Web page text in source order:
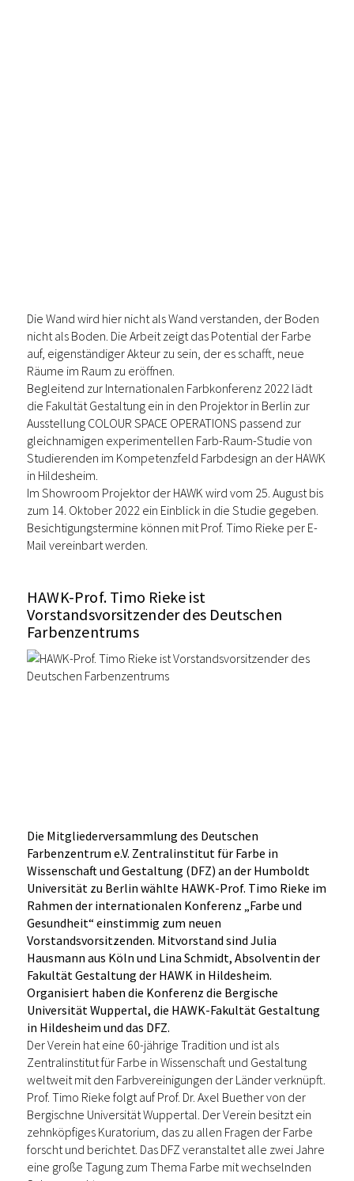
Die Wand wird hier nicht als Wand verstanden, der Boden
nicht als Boden. Die Arbeit zeigt das Potential der Farbe
auf, eigenständiger Akteur zu sein, der es schafft, neue
Räume im Raum zu eröffnen.
Begleitend zur Internationalen Farbkonferenz 2022 lädt
die Fakultät Gestaltung ein in den Projektor in Berlin zur
Ausstellung COLOUR SPACE OPERATIONS passend zur
gleichnamigen experimentellen Farb-Raum-Studie von
Studierenden im Kompetenzfeld Farbdesign an der HAWK
in Hildesheim.
Im Showroom Projektor der HAWK wird vom 25. August bis
zum 14. Oktober 2022 ein Einblick in die Studie gegeben.
Besichtigungstermine können mitProf. Timo Rieke per E-
Mail vereinbart werden.
HAWK-Prof. Timo Rieke ist
Vorstandsvorsitzender des Deutschen
Farbenzentrums
Die Mitgliederversammlung des Deutschen
Farbenzentrum e.V. Zentralinstitut für Farbe in
Wissenschaft und Gestaltung (DFZ) an der Humboldt
Universität zu Berlin wählte HAWK-Prof. Timo Rieke im
Rahmen der internationalen Konferenz „Farbe und
Gesundheit“ einstimmig zum neuen
Vorstandsvorsitzenden. Mitvorstand sind Julia
Hausmann aus Köln und Lina Schmidt, Absolventin der
Fakultät Gestaltung der HAWK in Hildesheim.
Organisiert haben die Konferenz die Bergische
Universität Wuppertal, die HAWK-Fakultät Gestaltung
in Hildesheim und das DFZ.
Der Verein hat eine 60-jährige Tradition und ist als
Zentralinstitut für Farbe in Wissenschaft und Gestaltung
weltweit mit den Farbvereinigungen der Länder verknüpft.
Prof. Timo Rieke folgt auf Prof. Dr. Axel Buether von der
Bergischne Universität Wuppertal. Der Verein besitzt ein
zehnköpfiges Kuratorium, das zu allen Fragen der Farbe
forscht und berichtet. Das DFZ veranstaltet alle zwei Jahre
eine große Tagung zum Thema Farbe mit wechselnden